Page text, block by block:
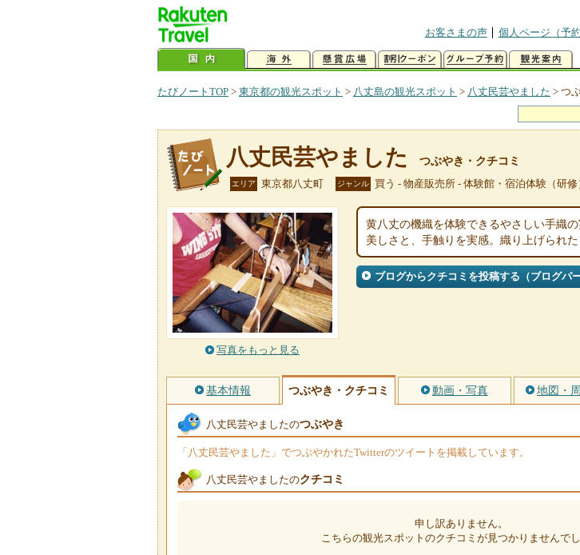
お客さまの声
個人ページ（予
たびノートTOP > 東京都の観光スポット > 八丈島の観光スポット > 八丈民芸やました > つ
八丈民芸やました つぶやき・クチコミ
エリア 東京都八丈町 ジャンル 買う - 物産販売所 - 体験館・宿泊体験（研
写真をもっと見る
黄八丈の機織を体験できるやさしい手織
美しさと、手触りを実感。織り上げられ
ブログからクチコミを投稿する（ブログパー
基本情報 つぶやき・クチコミ 動画・写真 地図・
八丈民芸やましたのつぶやき
「八丈民芸やました」でつぶやかれたTwitterのツイートを掲載しています。
八丈民芸やましたのクチコミ
申し訳ありません。
こちらの観光スポットのクチコミが見つかりませんでし